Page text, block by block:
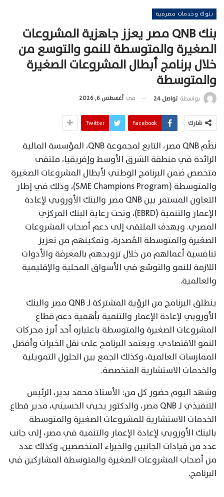
بنوك وخدمات مصرفية
بنك QNB مصر يعزز جاهزية المشروعات
الصغيرة والمتوسطة للنمو والتوسع من
خلال برنامج أبطال المشروعات الصغيرة
والمتوسطة
بواسطة تواصل 24 في أغسطس 6, 2026
شارك Facebook
Twitter
نظّم QNB مصر، التابع لمجموعة QNB، المؤسسة المالية
الرائدة في منطقة الشرق الأوسط وإفريقيا، ملتقى
متخصص ضمن البرنامج الوطني لأبطال المشروعات الصغيرة
والمتوسطة (SME Champions Program)، وذلك في إطار
التعاون المستمر بين QNB مصر والبنك الأوروبي لإعادة
الإعمار والتنمية (EBRD)، وتحت رعاية البنك المركزي
المصري. ويهدف الملتقى إلى دعم أصحاب المشروعات
الصغيرة والمتوسطة المُصدرة، وتمكينهم من تعزيز
تنافسية أعمالهم من خلال تزويدهم بالمعرفة والأدوات
اللازمة للنمو والتوسّع في الأسواق المحلية والإقليمية
والعالمية.
ينطلق البرنامج من الرؤية المشتركة لـ QNB مصر والبنك
الأوروبي لإعادة الإعمار والتنمية بأهمية دعم قطاع
المشروعات الصغيرة والمتوسطة باعتباره أحد أبرز محركات
النمو الاقتصادي. ويعتمد البرنامج على نقل الخبرات وأفضل
الممارسات العالمية، وكذلك الجمع بين الحلول التمويلية
والخدمات الاستشارية المتخصصة.
وشهد اليوم حضور كل من: الأستاذ محمد بدير، الرئيس
التنفيذي لـ QNB مصر، والدكتور يحيى الحسيني، مدير قطاع
الخدمات الاستشارية للمشروعات الصغيرة والمتوسطة
بالبنك الأوروبي لإعادة الإعمار والتنمية في مصر، إلى جانب
عدد من قيادات الجانبين والخبراء المتخصصين، وكذلك عدد
من أصحاب المشروعات الصغيرة والمتوسطة المشاركين في
البرنامج.